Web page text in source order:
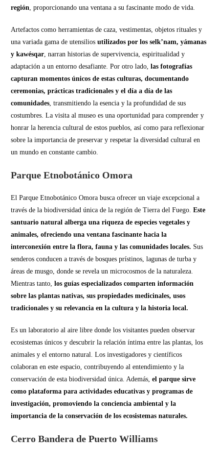
región, proporcionando una ventana a su fascinante modo de vida.
Artefactos como herramientas de caza, vestimentas, objetos rituales y
una variada gama de utensilios utilizados por los selk’nam, yámanas
y kawésqar, narran historias de supervivencia, espiritualidad y
adaptación a un entorno desafiante. Por otro lado,las fotografías
capturan momentos únicos de estas culturas, documentando
ceremonias, prácticas tradicionales y el día a día de las
comunidades, transmitiendo la esencia y la profundidad de sus
costumbres. La visita al museo es una oportunidad para comprender y
honrar la herencia cultural de estos pueblos, así como para reflexionar
sobre la importancia de preservar y respetar la diversidad cultural en
un mundo en constante cambio.
Parque Etnobotánico Omora
El Parque Etnobotánico Omora busca ofrecer un viaje excepcional a
través de la biodiversidad única de la región de Tierra del Fuego.Este
santuario natural alberga una riqueza de especies vegetales y
animales, ofreciendo una ventana fascinante hacia la
interconexión entre la flora, fauna y las comunidades locales. Sus
senderos conducen a través de bosques prístinos, lagunas de turba y
áreas de musgo, donde se revela un microcosmos de la naturaleza.
Mientras tanto, los guías especializados comparten información
sobre las plantas nativas, sus propiedades medicinales, usos
tradicionales y su relevancia en la cultura y la historia local.
Es un laboratorio al aire libre donde los visitantes pueden observar
ecosistemas únicos y descubrir la relación íntima entre las plantas, los
animales y el entorno natural. Los investigadores y científicos
colaboran en este espacio, contribuyendo al entendimiento y la
conservación de esta biodiversidad única. Además,el parque sirve
como plataforma para actividades educativas y programas de
investigación, promoviendo la conciencia ambiental y la
importancia de la conservación de los ecosistemas naturales.
Cerro Bandera de Puerto Williams